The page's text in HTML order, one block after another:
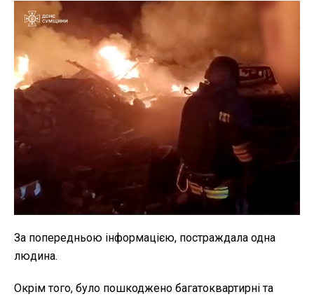
За попередньою інформацією, постраждала одна
людина.
Окрім того, було пошкоджено багатоквартирні та